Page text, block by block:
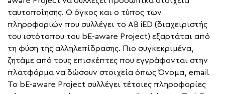
ταυτοποίησης. Ο όγκος και ο τύπος των
πληροφοριών που συλλέγει το AB iED (διαχειριστής
του ιστότοπου του bE-aware Project) εξαρτάται από
τη φύση της αλληλεπίδρασης. Πιο συγκεκριμένα,
ζητάμε από τους επισκέπτες που εγγράφονται στην
πλατφόρμα να δώσουν στοιχεία όπως Όνομα, email.
Το bE-aware Project συλλέγει τέτοιες πληροφορίες